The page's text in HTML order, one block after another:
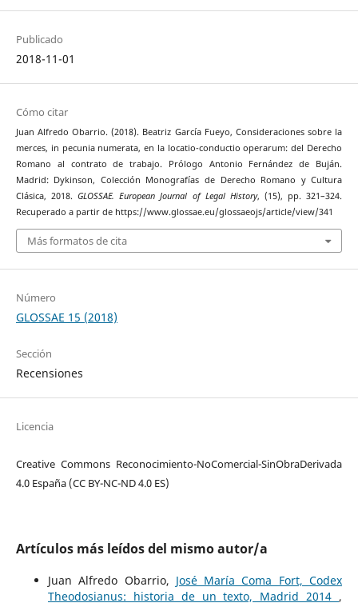
Publicado
2018-11-01
Cómo citar
Juan Alfredo Obarrio. (2018). Beatriz García Fueyo, Consideraciones sobre la
merces, in pecunia numerata, en la locatio-conductio operarum: del Derecho
Romano al contrato de trabajo. Prólogo Antonio Fernández de Buján.
Madrid: Dykinson, Colección Monografías de Derecho Romano y Cultura
Clásica, 2018.GLOSSAE. European Journal of Legal History, (15), pp. 321–324.
Recuperado a partir de https://www.glossae.eu/glossaeojs/article/view/341
Más formatos de cita
Número
GLOSSAE 15 (2018)
Sección
Recensiones
Licencia
Creative Commons Reconocimiento-NoComercial-SinObraDerivada
4.0 España (CC BY-NC-ND 4.0 ES)
Artículos más leídos del mismo autor/a
Juan Alfredo Obarrio, José María Coma Fort, Codex
Theodosianus: historia de un texto, Madrid 2014 ,